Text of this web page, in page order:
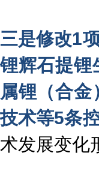
三是修改1
锂辉石提锂
属锂（合
技术等5条
术发展变化